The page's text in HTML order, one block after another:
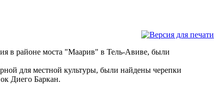
в районе моста "Маарив" в Тель-Авиве, были
для местной культуры, были найдены черепки
Диего Баркан.